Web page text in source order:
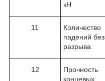
кН
11
Количество
падений без
разрыва
12
Прочность
концевых